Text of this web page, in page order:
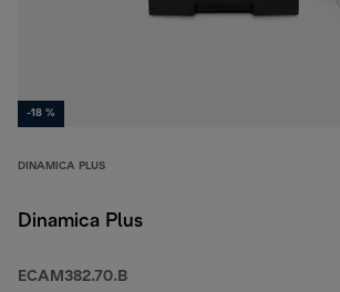
-18 %
DINAMICA PLUS
Dinamica Plus
ECAM382.70.B